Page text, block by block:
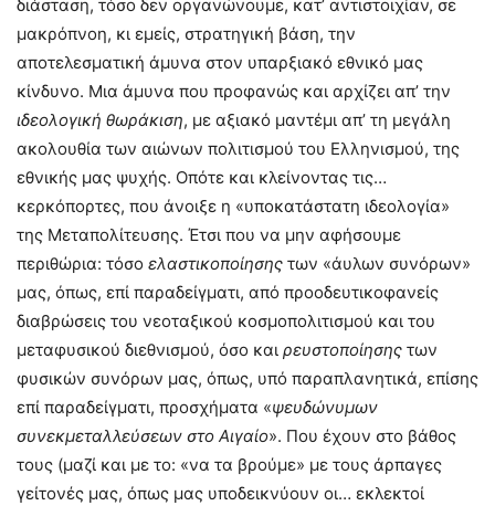
διάσταση, τόσο δεν οργανώνουμε, κατ’ αντιστοιχίαν, σε
μακρόπνοη, κι εμείς, στρατηγική βάση, την
αποτελεσματική άμυνα στον υπαρξιακό εθνικό μας
κίνδυνο. Μια άμυνα που προφανώς και αρχίζει απ’ την
ιδεολογική θωράκιση, με αξιακό μαντέμι απ’ τη μεγάλη
ακολουθία των αιώνων πολιτισμού του Ελληνισμού, της
εθνικής μας ψυχής. Οπότε και κλείνοντας τις…
κερκόπορτες, που άνοιξε η «υποκατάστατη ιδεολογία»
της Μεταπολίτευσης. Έτσι που να μην αφήσουμε
περιθώρια: τόσο ελαστικοποίησης των «άυλων συνόρων»
μας, όπως, επί παραδείγματι, από προοδευτικοφανείς
διαβρώσεις του νεοταξικού κοσμοπολιτισμού και του
μεταφυσικού διεθνισμού, όσο και ρευστοποίησης των
φυσικών συνόρων μας, όπως, υπό παραπλανητικά, επίσης
επί παραδείγματι, προσχήματα «ψευδώνυμων
συνεκμεταλλεύσεων στο Αιγαίο». Που έχουν στο βάθος
τους (μαζί και με το: «να τα βρούμε» με τους άρπαγες
γείτονές μας, όπως μας υποδεικνύουν οι… εκλεκτοί